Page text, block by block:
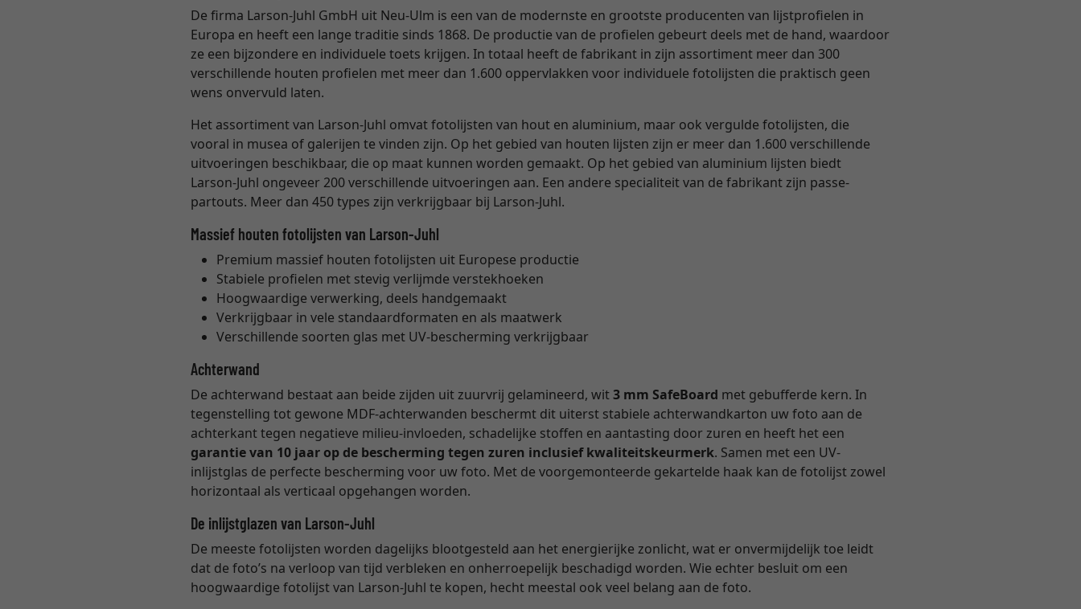
De firma Larson-Juhl GmbH uit Neu-Ulm is een van de modernste en grootste producenten van lijstprofielen in
Europa en heeft een lange traditie sinds 1868. De productie van de profielen gebeurt deels met de hand, waardoor
ze een bijzondere en individuele toets krijgen. In totaal heeft de fabrikant in zijn assortiment meer dan 300
verschillende houten profielen met meer dan 1.600 oppervlakken voor individuele fotolijsten die praktisch geen
wens onvervuld laten.
Het assortiment van Larson-Juhl omvat fotolijsten van hout en aluminium, maar ook vergulde fotolijsten, die
vooral in musea of galerijen te vinden zijn. Op het gebied van houten lijsten zijn er meer dan 1.600 verschillende
uitvoeringen beschikbaar, die op maat kunnen worden gemaakt. Op het gebied van aluminium lijsten biedt
Larson-Juhl ongeveer 200 verschillende uitvoeringen aan. Een andere specialiteit van de fabrikant zijn passe-
partouts. Meer dan 450 types zijn verkrijgbaar bij Larson-Juhl.
Massief houten fotolijsten van Larson-Juhl
Premium massief houten fotolijsten uit Europese productie
Stabiele profielen met stevig verlijmde verstekhoeken
Hoogwaardige verwerking, deels handgemaakt
Verkrijgbaar in vele standaardformaten en als maatwerk
Verschillende soorten glas met UV-bescherming verkrijgbaar
Achterwand
De achterwand bestaat aan beide zijden uit zuurvrij gelamineerd, wit3 mm SafeBoard met gebufferde kern. In
tegenstelling tot gewone MDF-achterwanden beschermt dit uiterst stabiele achterwandkarton uw foto aan de
achterkant tegen negatieve milieu-invloeden, schadelijke stoffen en aantasting door zuren en heeft het een
garantie van 10 jaar op de bescherming tegen zuren inclusief kwaliteitskeurmerk. Samen met een UV-
inlijstglas de perfecte bescherming voor uw foto. Met de voorgemonteerde gekartelde haak kan de fotolijst zowel
horizontaal als verticaal opgehangen worden.
De inlijstglazen van Larson-Juhl
De meeste fotolijsten worden dagelijks blootgesteld aan het energierijke zonlicht, wat er onvermijdelijk toe leidt
dat de foto’s na verloop van tijd verbleken en onherroepelijk beschadigd worden. Wie echter besluit om een
hoogwaardige fotolijst van Larson-Juhl te kopen, hecht meestal ook veel belang aan de foto.